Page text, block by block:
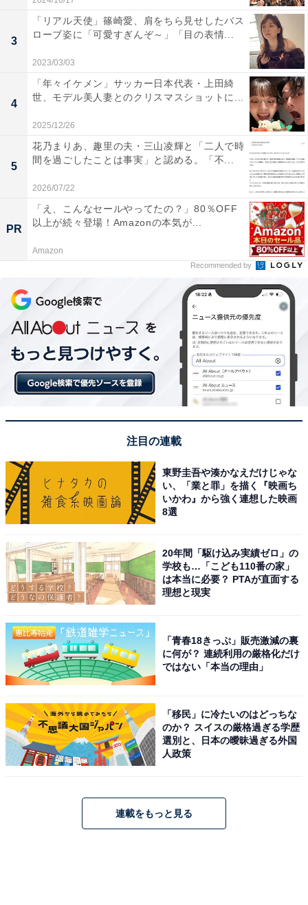
3
「リアル天使」篠崎愛、肩をちら見せしたバス
ローブ姿に「可愛すぎんぞ～」「目の表情...
2023/03/03
4
「年々イケメン」サッカー日本代表・上田綺
世、モデル美人妻とのクリスマスショットに...
2025/12/26
5
花乃まりあ、趣里の夫・三山凌輝と「二人で時
間を過ごしたことは事実」と認める。「不...
2026/07/22
PR
「え、こんなセールやってたの？」80％OFF
以上が続々登場！Amazonの本気が...
Amazon
Recommended by
注目の連載
東野圭吾や湊かなえだけじゃな
い、「業と罪」を描く『映画ち
いかわ』から強く連想した映画
8選
20年間「駆け込み実績ゼロ」の
学校も…「こども110番の家」
は本当に必要？ PTAが直面する
理想と現実
「青春18きっぷ」販売激減の裏
に何が？ 連続利用の厳格化だけ
ではない「本当の理由」
「移民」に冷たいのはどっちな
のか？ スイスの厳格過ぎる学歴
選別と、日本の曖昧過ぎる外国
人政策
連載をもっと見る